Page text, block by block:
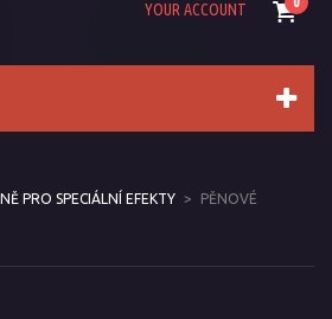
YOUR ACCOUNT
PRO SPECIÁLNÍ EFEKTY >
PĚNOVÉ